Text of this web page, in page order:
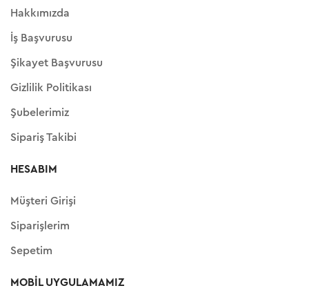
Hakkımızda
İş Başvurusu
Şikayet Başvurusu
Gizlilik Politikası
Şubelerimiz
Sipariş Takibi
HESABIM
Müşteri Girişi
Siparişlerim
Sepetim
MOBIL UYGULAMAMIZ